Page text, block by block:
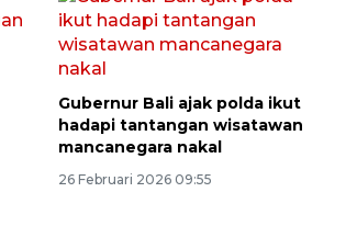
Gubernur Bali ajak polda ikut
hadapi tantangan wisatawan
mancanegara nakal
26 Februari 2026 09:55